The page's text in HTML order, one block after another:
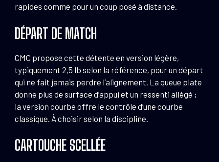
rapides comme pour un coup posé à distance.
DÉPART DE MATCH
CMC propose cette détente en version légère,
typiquement 2,5 lb selon la référence, pour un départ
qui ne fait jamais perdre l’alignement. La queue plate
donne plus de surface d’appui et un ressenti allégé ;
la version courbe offre le contrôle d’une courbe
classique. À choisir selon la discipline.
CARTOUCHE SCELLÉE